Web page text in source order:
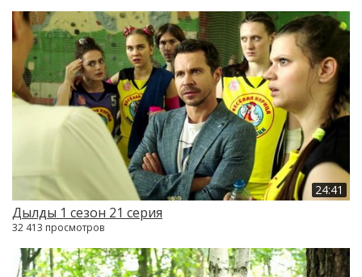
24:41
Дылды 1 сезон 21 серия
32 413 просмотров